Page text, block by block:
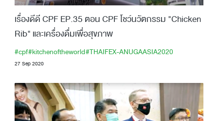
เรื่องดีดี CPF EP.35 ตอน CPF โชว์นวัตกรรม "Chicken
Rib" และเครื่องดื่มเพื่อสุขภาพ
#cpf#kitchenoftheworld#THAIFEX-ANUGAASIA2020
27 Sep 2020